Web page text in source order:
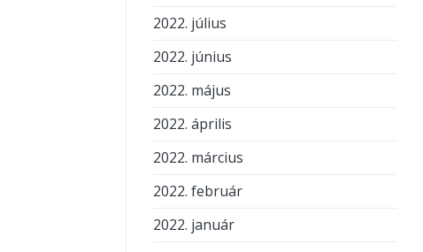
2022. július
2022. június
2022. május
2022. április
2022. március
2022. február
2022. január